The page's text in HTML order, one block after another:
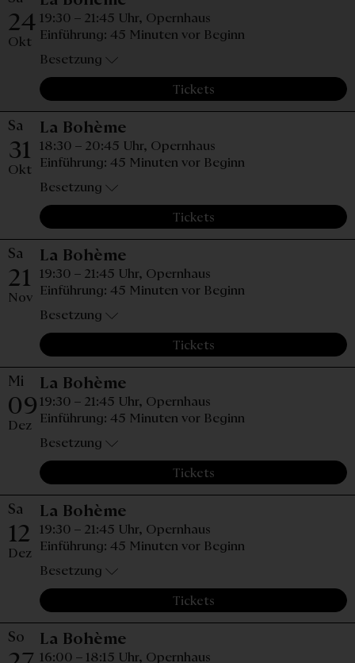
24
Okt
19:30 – 21:45 Uhr, Opernhaus
Einführung: 45 Minuten vor Beginn
Besetzung
Tickets
Sa
31
Okt
La Bohème
18:30 – 20:45 Uhr, Opernhaus
Einführung: 45 Minuten vor Beginn
Besetzung
Tickets
Sa
21
Nov
La Bohème
19:30 – 21:45 Uhr, Opernhaus
Einführung: 45 Minuten vor Beginn
Besetzung
Tickets
Mi
09
Dez
La Bohème
19:30 – 21:45 Uhr, Opernhaus
Einführung: 45 Minuten vor Beginn
Besetzung
Tickets
Sa
12
Dez
La Bohème
19:30 – 21:45 Uhr, Opernhaus
Einführung: 45 Minuten vor Beginn
Besetzung
Tickets
So La Bohème
16:00 – 18:15 Uhr, Opernhaus